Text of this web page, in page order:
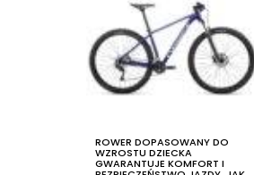
ROWER DOPASOWANY DO
WZROSTU DZIECKA
GWARANTUJE KOMFORT I